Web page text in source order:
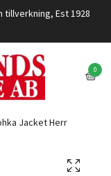
Est 1928
0
Jacket Herr